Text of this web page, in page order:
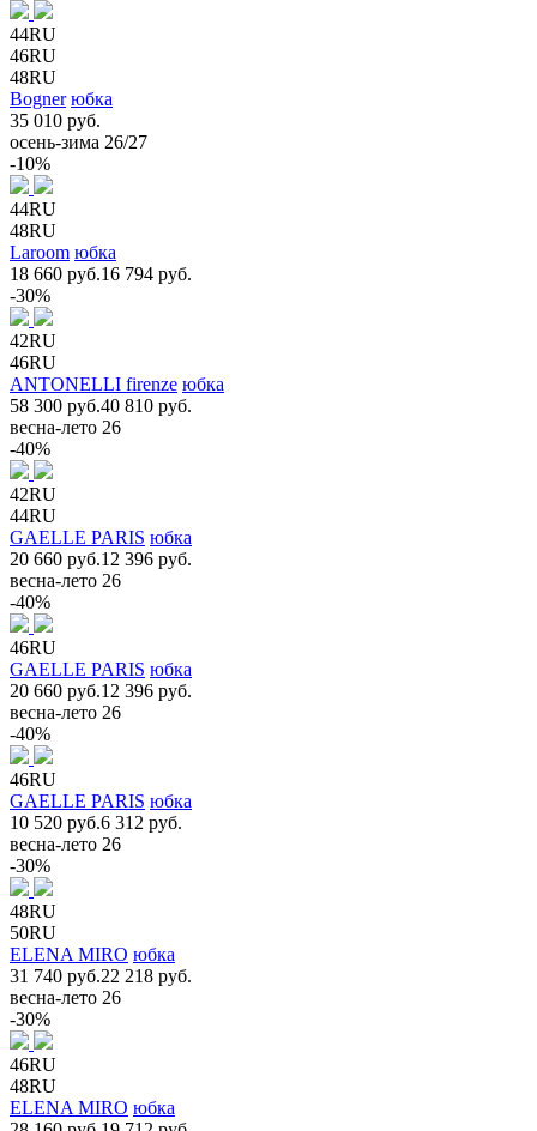
44RU
46RU
48RU
Bogner юбка
35 010 руб.
осень-зима 26/27
-10%
44RU
48RU
Laroom юбка
18 660 руб.16 794 руб.
-30%
42RU
46RU
ANTONELLI firenze юбка
58 300 руб.40 810 руб.
весна-лето 26
-40%
42RU
44RU
GAELLE PARIS юбка
20 660 руб.12 396 руб.
весна-лето 26
-40%
46RU
GAELLE PARIS юбка
20 660 руб.12 396 руб.
весна-лето 26
-40%
46RU
GAELLE PARIS юбка
10 520 руб.6 312 руб.
весна-лето 26
-30%
48RU
50RU
ELENA MIRO юбка
31 740 руб.22 218 руб.
весна-лето 26
-30%
46RU
48RU
ELENA MIRO юбка